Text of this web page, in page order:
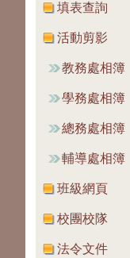
填表查詢
活動剪影
教務處相簿
學務處相簿
總務處相簿
輔導處相簿
班級網頁
校團校隊
法令文件